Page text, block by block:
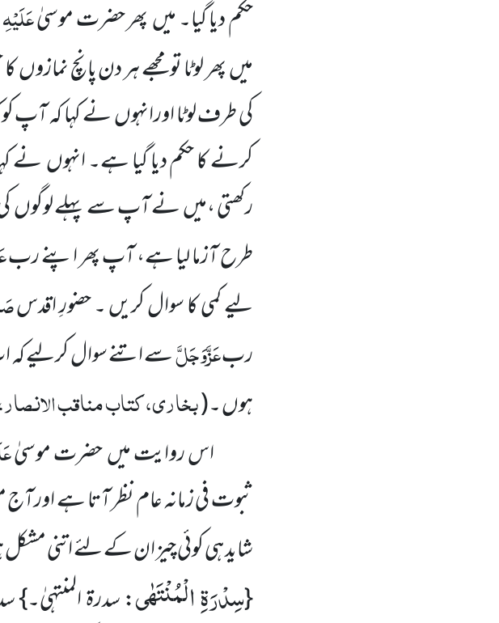
حکم دیا گیا۔ میں پھر حضرت موسیٰعَلَیْہِ
میں پھر لوٹا تو مجھے ہر دن پانچ
کی طرف لوٹا اورانہوں نے کہا کہ آپ کو
کرنے کا حکم دیا گیا ہے۔ انہوں
رکھتی ،میں نے آپ سے پہلے لوگوں
طرح آزما لیا ہے، آپ پھر اپنے رب
لیے کمی کا سوال کریں ۔ حضورِ اقدس
ربعَزَّوَجَلَّسے اتنے سوال کرلیے کہ
ہوں ۔(بخاری، کتاب مناقب
اس روایت میں حضرت موسیٰ
ثبوت فی زمانہ عام نظر آتا ہے
شاید ہی کوئی چیز ان کے لئے اتنی
{سِدْرَةِ الْمُنْتَهٰى: سدرۃ المنتہیٰ۔}